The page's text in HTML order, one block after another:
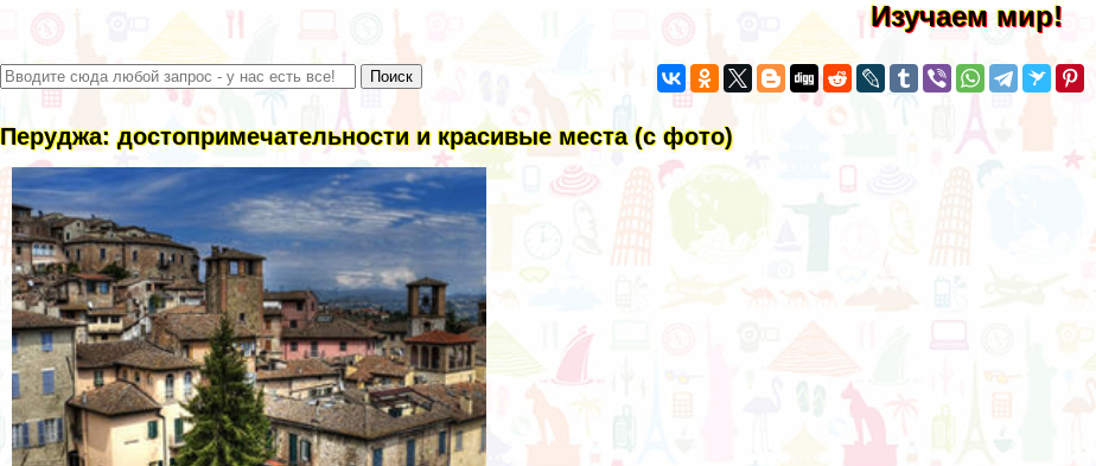
Изучаем мир!
Перуджа: достопримечательности и красивые места (с фото)